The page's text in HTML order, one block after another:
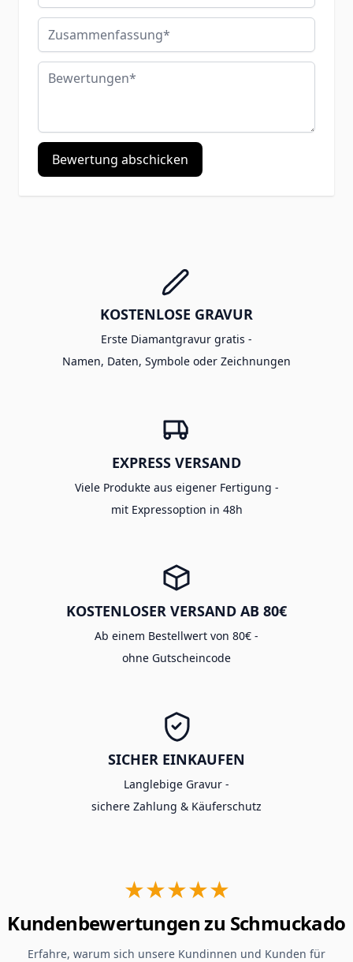
Zusammenfassung
Bewertungen
Bewertung abschicken
KOSTENLOSE GRAVUR
Erste Diamantgravur gratis -
Namen, Daten, Symbole oder Zeichnungen
EXPRESS VERSAND
Viele Produkte aus eigener Fertigung -
mit Expressoption in 48h
KOSTENLOSER VERSAND AB 80€
Ab einem Bestellwert von 80€ -
ohne Gutscheincode
SICHER EINKAUFEN
Langlebige Gravur -
sichere Zahlung & Käuferschutz
★★★★★
Kundenbewertungen zu Schmuckado
Erfahre, warum sich unsere Kundinnen und Kunden für